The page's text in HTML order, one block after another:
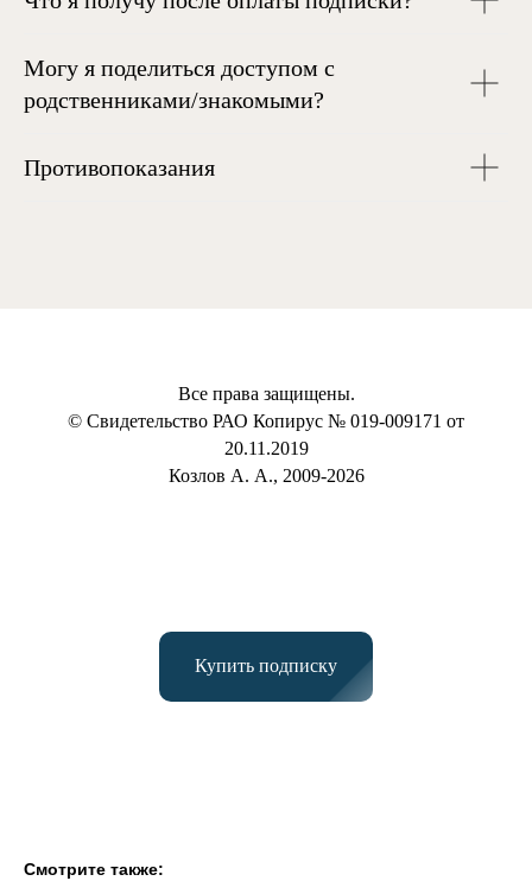
Могу я поделиться доступом с
родственниками/знакомыми?
Противопоказания
Все права защищены.
© Свидетельство РАО Копирус № 019-009171 от
20.11.2019
Козлов А. А., 2009-2026
Купить подписку
Смотрите также: